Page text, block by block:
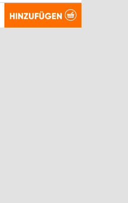
HINZUFÜGEN